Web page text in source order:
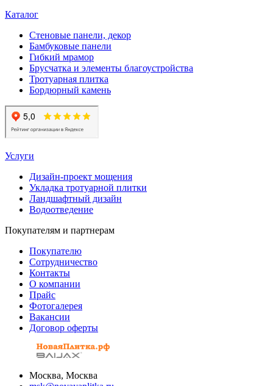
Каталог
Стеновые панели, декор
Бамбуковые панели
Гибкий мрамор
Брусчатка и элементы благоустройства
Тротуарная плитка
Бордюрный камень
Услуги
Дизайн-проект мощения
Укладка тротуарной плитки
Ландшафтный дизайн
Водоотведение
Покупателям и партнерам
Покупателю
Сотрудничество
Контакты
О компании
Прайс
Фотогалерея
Вакансии
Договор оферты
Москва, Москва